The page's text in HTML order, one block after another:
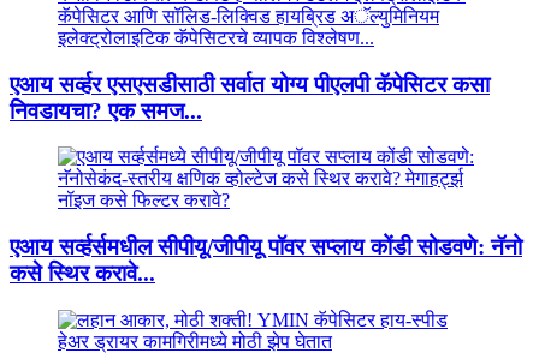
एआय सर्व्हर एसएसडीसाठी सर्वात योग्य पीएलपी कॅपेसिटर कसा
निवडायचा? एक समज...
एआय सर्व्हर्समधील सीपीयू/जीपीयू पॉवर सप्लाय कोंडी सोडवणे: नॅनो
कसे स्थिर करावे...